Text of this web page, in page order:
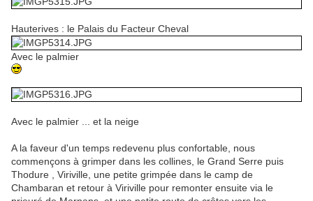
Hauterives : le Palais du Facteur Cheval
Avec le palmier
Avec le palmier ... et la neige
A la faveur d'un temps redevenu plus confortable, nous
commençons à grimper dans les collines, le Grand Serre puis
Thodure , Viriville, une petite grimpée dans le camp de
Chambaran et retour à Viriville pour remonter ensuite via le